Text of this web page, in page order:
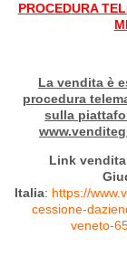
PROCEDURA
La vendita è
procedura
sulla
Link
Italia: https://
cessione-
veneto-